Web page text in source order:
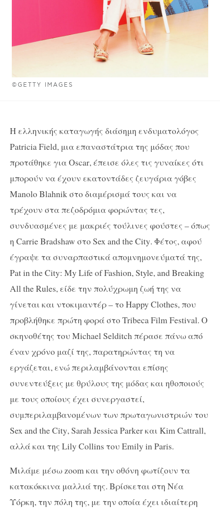
©GETTY IMAGES
H ελληνικής καταγωγής διάσημη ενδυματολόγος
Patricia Field, μια επαναστάτρια της μόδας που
προτάθηκε γιαOscar, έπεισε όλες τις γυναίκες ότι
μπορούν να έχουν εκατοντάδες ζευγάρια γόβες
Manolo Blahnik στο διαμέρισμά τους και να
τρέχουν στα πεζοδρόμια φορώντας τες,
συνδυασμένες με μακριές τούλινες φούστες – όπως
η Carrie Bradshaw στοSex and the City. Φέτος, αφού
έγραψε τα συναρπαστικά απομνημονεύματά της,
Pat in the City: My Life of Fashion, Style, and Breaking
All the Rules, είδε την πολύχρωμη ζωή της να
γίνεται και ντοκιμαντέρ – το Ηappy Clothes, που
προβλήθηκε πρώτη φορά στοTribeca Film Festival. Ο
σκηνοθέτης του Michael Selditch πέρασε πάνω από
έναν χρόνο μαζί της, παρατηρώντας τη να
εργάζεται, ενώ περιλαμβάνονται επίσης
συνεντεύξεις με θρύλους της μόδας και ηθοποιούς
με τους οποίους έχει συνεργαστεί,
συμπεριλαμβανομένων των πρωταγωνιστριών του
Sex and the City, Sarah Jessica Parkerκαι Kim Cattrall,
αλλάκαι της Lily Collins του Emily in Paris.
Μιλάμε μέσωzoomκαι την οθόνη φωτίζουν τα
κατακόκκινα μαλλιά της. Βρίσκεται στη Νέα
Υόρκη, την πόλη της, με την οποία έχει ιδιαίτερη